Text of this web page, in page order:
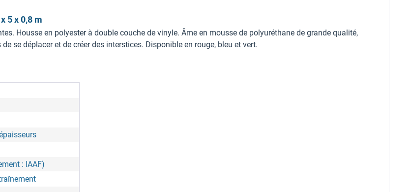
5 x 0,8 m
Housse en polyester à double couche de vinyle. Âme en mousse de polyuréthane de grande qualité,
se déplacer et de créer des interstices. Disponible en rouge, bleu et vert.
: IAAF)